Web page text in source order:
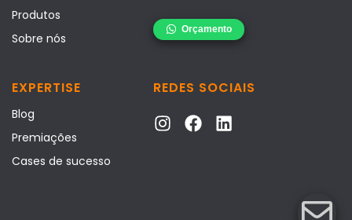
Produtos
Sobre nós
EXPERTISE
Blog
Premiações
Cases de sucesso
REDES SOCIAIS